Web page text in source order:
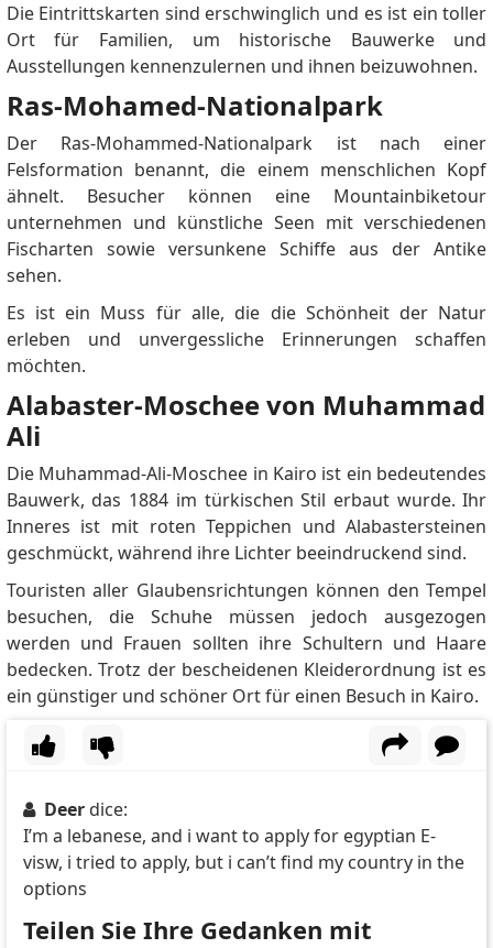
knowledge and offering us this valuable resource.
Mr Smith sagt:
Where do we apply for this 5 year visa? Online? In our
home country? In Egypt? I recently arrived in Cairo
and was told to apply in my home country, but they
have no idea how to apply also? Do I need to go to
the Passport Office in central Cairo for this?
Bruce Bryansagt:
What is the point of a five year visa, if I have to go to
the immigration office every 90 days?....and then they
expect people to pay a fee every 90 days ON TOP of
the $700??????? Seems typically Egyptian.....Make
every job as difficult as possible and fleece people of
as much money as possible at every opportunity.
Paywithmoon
sagt:
The Egypt 5-year multiple-entry visa allows travelers
to visit Egypt multiple times within a five-year period,
making travel to the country more convenient and
flexible.
Aba sagt:
Can I work in Egypt using this visa?
Jay
sagt:
Do you know how to apply for a 5-year visa? I tried to
purchase one upon arrival at Alexandria International
Airport in Egypt but was informed that I needed to
visit the immigration office.
Mohamed Alkazemsagt:
Where the sudan. You have failed the Sudanese in
their most difficult days
Can I apply for the 5 years visa ? My nationality is sant
kitts and nives
Mona Aminsagt:
Its says little about the 5 years visa, but I heard that
hou have to leave after 3 months, then come back?
Die Eintrittskarten sind erschwinglich und es ist ein toller
Ort für Familien, um historische Bauwerke und
Ausstellungen kennenzulernen und ihnen beizuwohnen.
Ras-Mohamed-Nationalpark
Der Ras-Mohammed-Nationalpark ist nach einer
Felsformation benannt, die einem menschlichen Kopf
ähnelt. Besucher können eine Mountainbiketour
unternehmen und künstliche Seen mit verschiedenen
Fischarten sowie versunkene Schiffe aus der Antike
sehen.
Es ist ein Muss für alle, die die Schönheit der Natur
erleben und unvergessliche Erinnerungen schaffen
möchten.
Alabaster-Moschee von Muhammad
Ali
Die Muhammad-Ali-Moschee in Kairo ist ein bedeutendes
Bauwerk, das 1884 im türkischen Stil erbaut wurde. Ihr
Inneres ist mit roten Teppichen und Alabastersteinen
geschmückt, während ihre Lichter beeindruckend sind.
Touristen aller Glaubensrichtungen können den Tempel
besuchen, die Schuhe müssen jedoch ausgezogen
werden und Frauen sollten ihre Schultern und Haare
bedecken.Trotz der bescheidenen Kleiderordnung ist es
ein günstiger und schöner Ort für einen Besuch in Kairo.
Deer dice:
I’m a lebanese, and i want to apply for egyptian E-
visw, i tried to apply, but i can’t find my country in the
options
Teilen Sie Ihre Gedanken mit